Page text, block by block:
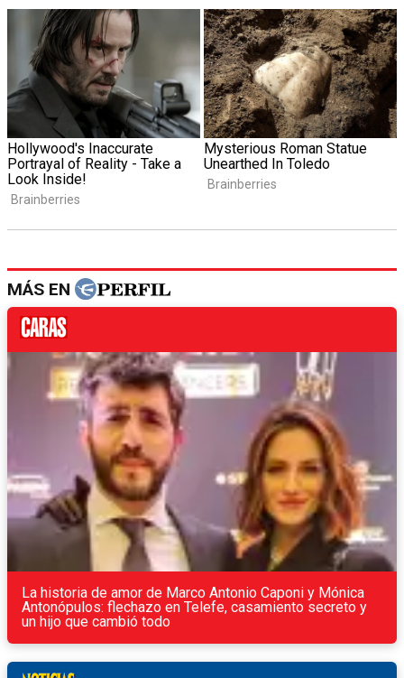
MÁS EN
La historia de amor de Marco Antonio Caponi y Mónica
Antonópulos: flechazo en Telefe, casamiento secreto y
un hijo que cambió todo